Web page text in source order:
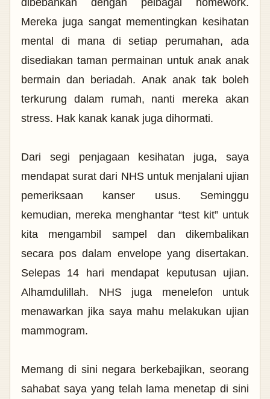
Mereka juga sangat mementingkan kesihatan
mental di mana di setiap perumahan, ada
disediakan taman permainan untuk anak anak
bermain dan beriadah. Anak anak tak boleh
terkurung dalam rumah, nanti mereka akan
stress. Hak kanak kanak juga dihormati.
Dari segi penjagaan kesihatan juga, saya
mendapat surat dari NHS untuk menjalani ujian
pemeriksaan kanser usus. Seminggu
kemudian, mereka menghantar “test kit” untuk
kita mengambil sampel dan dikembalikan
secara pos dalam envelope yang disertakan.
Selepas 14 hari mendapat keputusan ujian.
Alhamdulillah. NHS juga menelefon untuk
menawarkan jika saya mahu melakukan ujian
mammogram.
Memang di sini negara berkebajikan, seorang
sahabat saya yang telah lama menetap di sini